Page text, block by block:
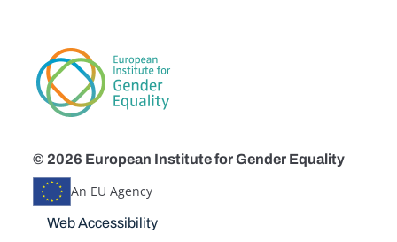
© 2026 European Institute for Gender Equality
An EU Agency
Disclaimers
Web Accessibility